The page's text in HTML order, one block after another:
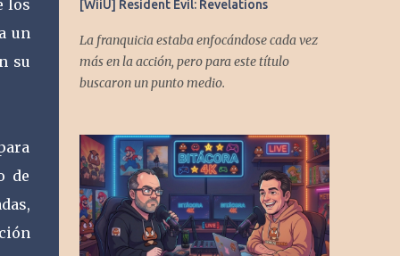
los
un
su
de
[WiiU] Resident Evil: Revelations
La franquicia estaba enfocándose cada vez
más en la acción, pero para este título
buscaron un punto medio.